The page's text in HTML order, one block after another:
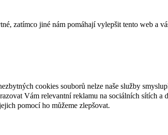
zatímco jiné nám pomáhají vylepšit tento web a
cookies souborů nelze naše služby
Vám relevantní reklamu na sociálních sítích a
pomocí ho můžeme zlepšovat.